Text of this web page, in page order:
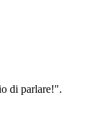
di parlare!".